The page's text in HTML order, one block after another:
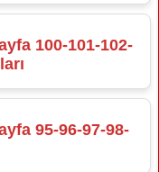
100-101-102-
95-96-97-98-